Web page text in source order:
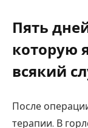
Пять
которую
всякий
После
терапии. В